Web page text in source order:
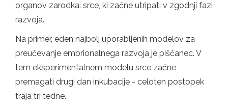
organov zarodka: srce, ki začne utripati v zgodnji fazi
razvoja.
Na primer, eden najbolj uporabljenih modelov za
preučevanje embrionalnega razvoja je piščanec. V
tem eksperimentalnem modelu srce začne
premagati drugi dan inkubacije - celoten postopek
traja tri tedne.